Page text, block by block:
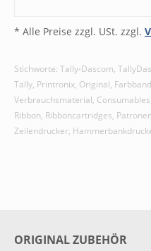
* Alle Preise zzgl. USt. zzgl.
Stichworte: Tally-Dascom,
Tally, Printronix, Original,
Verbrauchsmaterial,
Ribbon, Ribboncartridges,
Zeilendrucker,
ORIGINAL ZUBEHÖR